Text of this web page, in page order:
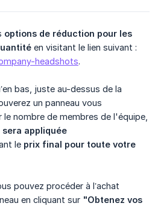
options de réduction pour les
en visitant le lien suivant :
headshots.
bas, juste au-dessus de la
un panneau vous
nombre de membres de l'équipe,
appliquée
le prix final pour toute votre
pouvez procéder à l’achat
en cliquant sur "Obtenez vos